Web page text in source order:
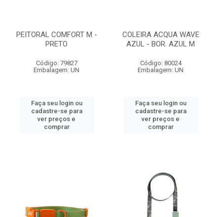
PEITORAL COMFORT M -
PRETO
Código: 79827
Embalagem: UN
Faça seu login ou
cadastre-se para
ver preços e
comprar
COLEIRA ACQUA WAVE
AZUL - BOR. AZUL M
Código: 80024
Embalagem: UN
Faça seu login ou
cadastre-se para
ver preços e
comprar